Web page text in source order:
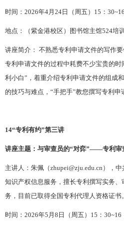
时间： 2026年4月 24日（周五） 15：
地点：（紫金港校区）图书馆主馆524培
讲座简介： 不熟悉专利申请文件的写作
专利申请文件的过程中耗费不少宝贵的
利小白”，着重介绍专利申请文件的组成
的技巧与难点，“手把手”教您撰写专利申
14“专利有约”第三讲
讲座主题：与审查员的“对弈”——专利审
主讲人：朱佩（zhupei@zju.edu.cn）， 中
知识产权信息服务，擅长专利撰写实务
务，目前已取得全国专利代理人资格证书。
时间： 2026年5 月 8 日（周五） 15：30~16